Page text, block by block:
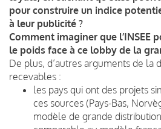
pour construire un indice
à leur publicité ?
Comment imaginer que l’INSEE
le poids face à ce lobby de la
De plus, d’autres arguments de la
recevables :
les pays qui ont des projets
ces sources (Pays-Bas,
modèle de grande